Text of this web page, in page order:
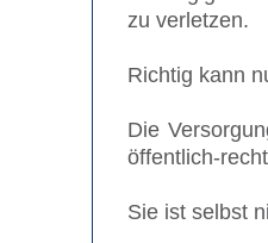
zu verletzen.
Richtig kann
Die
öffentlich-
Sie ist selbst